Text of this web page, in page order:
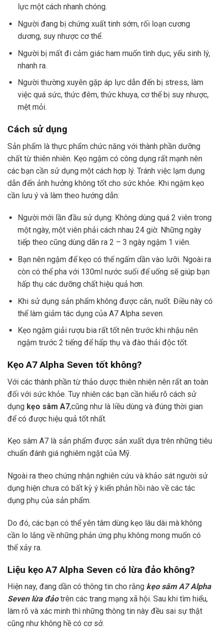
lực một cách nhanh chóng.
Người đang bị chứng xuất tinh sớm, rối loạn cương
dương, suy nhược cơ thể.
Người bị mất đi cảm giác ham muốn tình dục, yếu sinh lý,
nhanh ra.
Người thường xuyên gặp áp lực dẫn đến bị stress, làm
việc quá sức, thức đêm, thức khuya, cơ thể bị suy nhược,
mệt mỏi.
Cách sử dụng
Sản phẩm là thực phẩm chức năng với thành phần dưỡng
chất từ thiên nhiên. Kẹo ngậm có công dụng rất mạnh nên
các bạn cần sử dụng một cách hợp lý. Tránh việc lạm dụng
dẫn đến ảnh hưởng không tốt cho sức khỏe. Khi ngậm kẹo
cần lưu ý và làm theo hướng dẫn:
Người mới lần đầu sử dụng: Không dùng quá 2 viên trong
một ngày, một viên phải cách nhau 24 giờ. Những ngày
tiếp theo cũng dùng dãn ra 2 – 3 ngày ngậm 1 viên.
Bạn nên ngậm để kẹo có thể ngấm dần vào lưỡi. Ngoài ra
còn có thể pha với 130ml nước suối để uống sẽ giúp bạn
hấp thụ các dưỡng chất hiệu quả hơn.
Khi sử dụng sản phẩm không được cắn, nuốt. Điều này có
thể làm giảm tác dụng của A7 Alpha seven.
Kẹo ngậm giải rượu bia rất tốt nên trước khi nhậu nên
ngậm trước 2 tiếng để hấp thụ và đào thải độc tốt.
Kẹo A7 Alpha Seven tốt không?
Với các thành phần từ thảo dược thiên nhiên nên rất an toàn
đối với sức khỏe. Tuy nhiên các bạn cần hiểu rõ cách sử
dụng kẹo sâm A7,cũng như là liều dùng và đúng thời gian
để có được hiệu quả tốt nhất.
Kẹo sâm A7 là sản phẩm được sản xuất dựa trên những tiêu
chuẩn đánh giá nghiêm ngặt của Mỹ.
Ngoài ra theo chứng nhận nghiên cứu và khảo sát người sử
dụng hiện chưa có bất kỳ ý kiến phản hồi nào về các tác
dụng phụ của sản phẩm.
Do đó, các bạn có thể yên tâm dùng kẹo lâu dài mà không
cần lo lắng về những phản ứng phụ không mong muốn có
thể xảy ra.
Liệu kẹo A7 Alpha Seven có lừa đảo không?
Hiện nay, đang dần có thông tin cho rằng kẹo sâm A7 Alpha
Seven lừa đảotrên các trang mạng xã hội. Sau khi tìm hiểu,
làm rõ và xác minh thì những thông tin này đều sai sự thật
cũng như không hề có cơ sở.